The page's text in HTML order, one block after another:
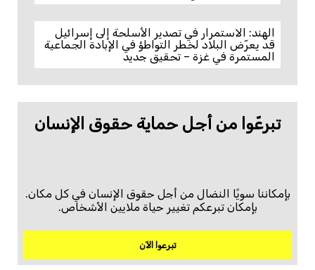
الهند: الاستمرار في تصدير الأسلحة إلى إسرائيل
قد يعرّض البلاد لخطر التواطؤ في الإبادة الجماعية
المستمرة في غزة – تحقيق جديد
تبرعّوا من أجل حماية حقوق الإنسان
بإمكاننا سويًا النضال من أجل حقوق الإنسان في كل مكان.
بإمكان تبرعكم تغيير حياة ملايين الأشخاص.
تبرعوا الآن